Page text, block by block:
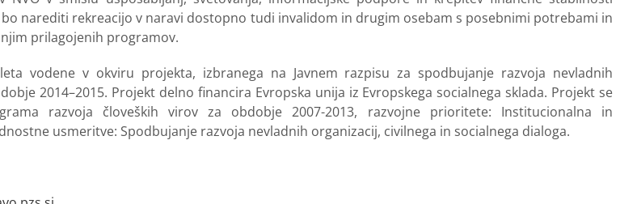
narediti rekreacijo v naravi dostopno tudi invalidom in drugim osebam s posebnimi potrebami in
prilagojenih programov.
vodene v okviru projekta, izbranega na Javnem razpisu za spodbujanje razvoja nevladnih
2014–2015. Projekt delno financira Evropska unija iz Evropskega socialnega sklada. Projekt se
razvoja človeških virov za obdobje 2007-2013, razvojne prioritete: Institucionalna in
usmeritve: Spodbujanje razvoja nevladnih organizacij, civilnega in socialnega dialoga.